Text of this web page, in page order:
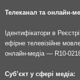
Телеканал та онлайн-
Ідентифікатори в
ефірне телевізійне
онлайн-медіа — R10-
Суб’єкт у сфері медіа: